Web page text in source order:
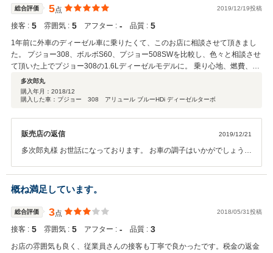
にお時間がかかりました事は大変申し訳なく思っております。 今後の
メンテナンス等につきましては、指定工場となる千葉店にてご対応が
可能となりますので、何なりとおっしゃっていただけましたら幸いで
す。 どうか変わらぬお引き立てのほど、切にお願い申し上げます。
総合評価 5点 2019/12/19投稿
接客 : 5 雰囲気 : 5 アフター : ‐ 品質 : 5
1年前に外車のディーゼル車に乗りたくて、このお店に相談させて頂きまし
た。 プジョー308、ボルボS60、プジョー508SWを比較し、色々と相談させ
て頂いた上でプジョー308の1.6Lディーゼルモデルに。 乗り心地、燃費、デ
ザイン等々、大変気に入っております。 その節は親身に相談に乗って頂きあ
りがとうございました。
多次郎丸
購入年月： 2018/12
購入した車：プジョー 308 アリュール ブルーHDi ディーゼルターボ
販売店の返信 2019/12/21
多次郎丸様 お世話になっております。 お車の調子はいかがでしょう
変遠いところでありますので、ご来店は難しいと思いますが、お近く
でメンテナンスをお願い致します。 また、ご縁がございましたら、そ
の時は宜しくお願い致します。
概ね満足しています。
総合評価 3点 2018/05/31投稿
接客 : 5 雰囲気 : 5 アフター : ‐ 品質 : 3
お店の雰囲気も良く、従業員さんの接客も丁寧で良かったです。税金の返金